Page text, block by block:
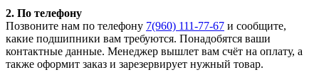
2. По телефону
Позвоните нам по телефону 7(960) 111-77-67 и сообщите,
какие подшипники вам требуются. Понадобятся ваши
контактные данные. Менеджер вышлет вам счёт на оплату, а
также оформит заказ и зарезервирует нужный товар.